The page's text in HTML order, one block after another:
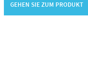
GEHEN SIE ZUM PRODUKT